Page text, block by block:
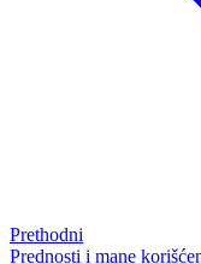
Prethodni
Prednosti i mane